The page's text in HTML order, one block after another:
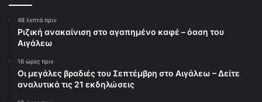
48 λεπτά πριν
Ριζική ανακαίνιση στο αγαπημένο καφέ – όαση του
Αιγάλεω
16 ώρες πριν
Οι μεγάλες βραδιές του Σεπτέμβρη στο Αιγάλεω – Δείτε
αναλυτικά τις 21 εκδηλώσεις